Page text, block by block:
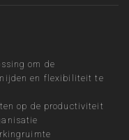
om de
en flexibiliteit te
op de productiviteit